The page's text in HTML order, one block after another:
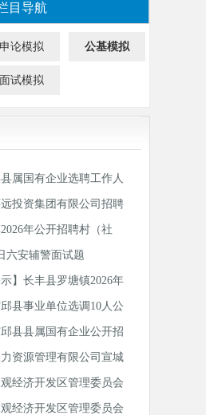
目导航
申论模拟 公基模拟
面试模拟
属国有企业选聘工作人
投资集团有限公司招聘
年公开招聘村（社
六安辅警面试题
示】长丰县罗塘镇2026年
县事业单位选调10人公
县县属国有企业公开招
资源管理有限公司宣城
经济开发区管理委员会
经济开发区管理委员会